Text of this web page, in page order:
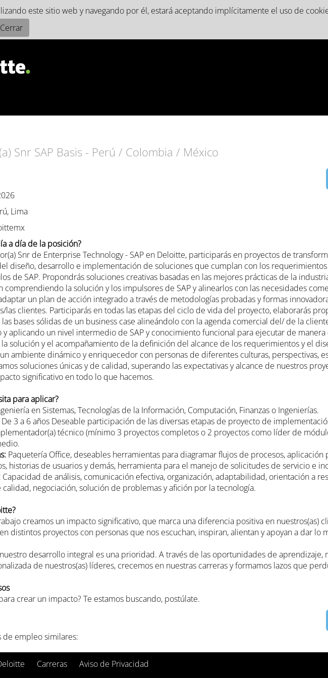
este sitio web y navegando por él, estará aceptando implícitamente el uso de
Cerrar CLAVE
Snr SAP Basis - Perú / Colombia / México
Lima
a día de la posición?
Snr de Enterprise Technology - SAP en Deloitte, participarás en proyectos de
diseño, desarrollo e implementación de soluciones que cumplan con los
de SAP. Propondrás soluciones creativas basadas en las mejores prácticas de la
comprendiendo la solución y los impulsores de SAP y alinearlos con las necesidades
un plan de acción integrado a través de metodologías probadas y formas
las clientes. Participarás en todas las etapas del ciclo de vida del proyecto, elaborarás
bases sólidas de un business case alineándolo con la agenda comercial del/ de la
y aplicando un nivel intermedio de SAP y conocimiento funcional para ejecutar de
solución y el acompañamiento de la definición del alcance de los requerimientos y el
ambiente dinámico y enriquecedor con personas de diferentes culturas, perspectivas,
soluciones únicas y de calidad, superando las expectativas y alcance de nuestros
significativo en todo lo que hacemos.
para aplicar?
en Sistemas, Tecnologías de la Información, Computación, Finanzas o Ingenierías.
De 3 a 6 años Deseable participación de las diversas etapas de proyecto de
técnico (mínimo 3 proyectos completos o 2 proyectos como líder de
Paquetería Office, deseables herramientas para diagramar flujos de procesos, aplicación
historias de usuarios y demás, herramienta para el manejo de solicitudes de servicio e
Capacidad de análisis, comunicación efectiva, organización, adaptabilidad, orientación a
calidad, negociación, solución de problemas y afición por la tecnología.
creamos un impacto significativo, que marca una diferencia positiva en nuestros(as)
distintos proyectos con personas que nos escuchan, inspiran, alientan y apoyan a dar lo
desarrollo integral es una prioridad. A través de las oportunidades de aprendizaje,
de nuestros(as) líderes, crecemos en nuestras carreras y formamos lazos que
crear un impacto? Te estamos buscando, postúlate.
de empleo similares:
Carreras Aviso de Privacidad